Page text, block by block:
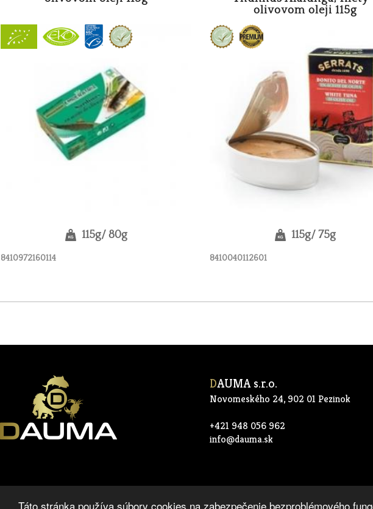
Táto stránka používa súbory cookies na zabezpečenie bezproblémového
115g/ 80g
8410972160114
olivovom oleji 115g
115g/ 75g
8410040112601
DAUMA s.r.o.
Novomeského 24, 902 01 Pezinok
+421 948 056 962
info@dauma.sk